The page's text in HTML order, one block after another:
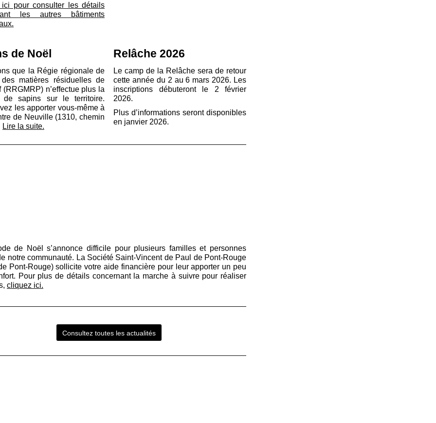
ici pour consulter les détails
les autres bâtiments
de Noël
que la Régie régionale de
matières résiduelles de
(RRGMRP) n’effectue plus la
de sapins sur le territoire.
les apporter vous-même à
de Neuville (1310, chemin
Lire la suite.
Relâche 2026
Le camp de la Relâche sera de retour
cette année du 2 au 6 mars 2026. Les
inscriptions débuteront le 2 février
2026.
Plus d’informations seront disponibles
en janvier 2026.
de Noël s’annonce difficile pour plusieurs familles et personnes
notre communauté. La Société Saint-Vincent de Paul de Pont-Rouge
Pont-Rouge) sollicite votre aide financière pour leur apporter un peu
Pour plus de détails concernant la marche à suivre pour réaliser
cliquez ici.
Consultez toutes les actualités